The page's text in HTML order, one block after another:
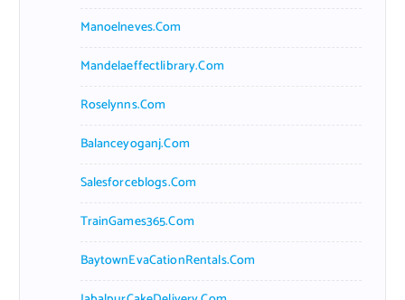
Manoelneves.com
Mandelaeffectlibrary.com
Roselynns.com
Balanceyoganj.com
Salesforceblogs.com
TrainGames365.com
BaytownEvaCationRentals.com